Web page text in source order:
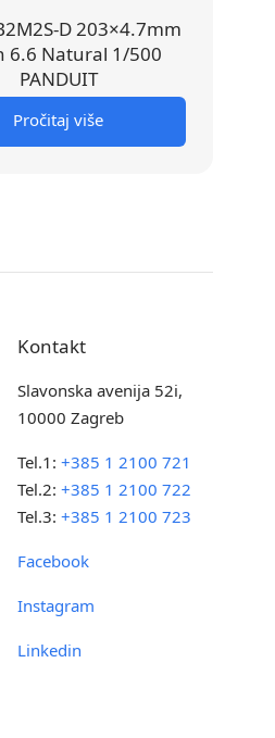
D 203×4.7mm
6.6 Natural 1/500
PANDUIT
Pročitaj više
Kontakt
Slavonska avenija 52i,
10000 Zagreb
Tel.1:+385 1 2100 721
Tel.2:+385 1 2100 722
Tel.3:+385 1 2100 723
Facebook
Instagram
Linkedin